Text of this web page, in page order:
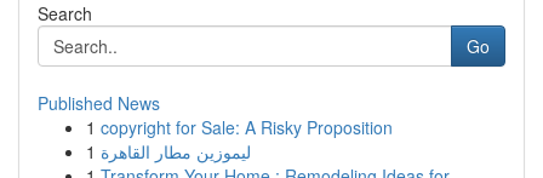
Search
Go
Published News
1 copyright for Sale: A Risky Proposition
1 ليموزين مطار القاهرة